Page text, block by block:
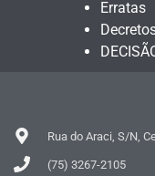
Erratas
Rua do Araci, S/N,
(75) 3267-2105